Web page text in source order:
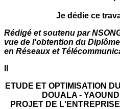
Je dédie ce
Rédigé et soutenu par
vue de l'obtention du
en Réseaux et
ETUDE ET OPTIMISATION
DOUALA -
PROJET DE